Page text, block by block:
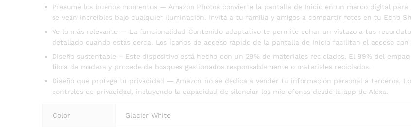
Presume los buenos momentos — Amazon Photos convierte la pantalla de Inicio en un marco digital
se vean increíbles bajo cualquier iluminación. Invita a tu familia y amigos a compartir fotos en tu Echo
Ve lo más relevante — La funcionalidad Contenido adaptativo te permite echar un vistazo a tus
detallado cuando estás cerca. Los íconos de acceso rápido de la pantalla de Inicio facilitan el acceso
Diseño sustentable – Este dispositivo está hecho con un 29% de materiales reciclados. El 99% del
fibra de madera y procede de bosques gestionados responsablemente o materiales reciclados.
Diseño que protege tu privacidad — Amazon no se dedica a vender tu información personal a terceros.
controles de privacidad, incluyendo la capacidad de silenciar los micrófonos desde la app de Alexa.
Color Glacier White